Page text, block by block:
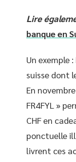
Lire
banque en
Un exemple :
suisse dont
En
FR4FYL »
CHF en
ponctuelle
livrent ces